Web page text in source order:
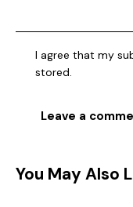
I agree that my
stored.
You May Also